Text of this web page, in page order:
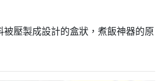
被壓製成設計的盒狀，煮飯神器的原